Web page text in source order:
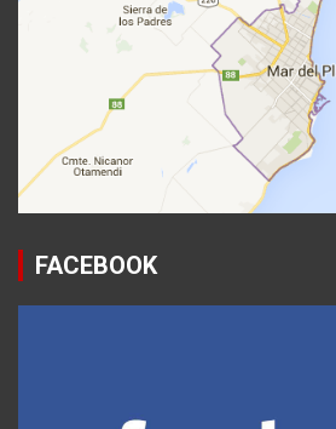
FACEBOOK